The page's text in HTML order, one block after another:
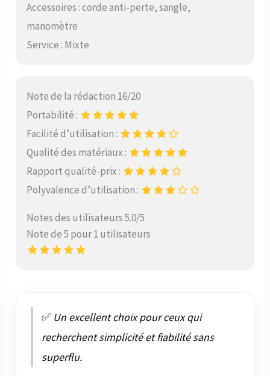
Accessoires : corde anti-perte, sangle,
manomètre
Service : Mixte
Note de la rédaction 16/20
Portabilité :
Facilité d’utilisation :
Qualité des matériaux :
Rapport qualité-prix :
Polyvalence d’utilisation :
Notes des utilisateurs 5.0/5
Note de 5 pour 1 utilisateurs
✅ Un excellent choix pour ceux qui
recherchent simplicité et fiabilité sans
superflu.